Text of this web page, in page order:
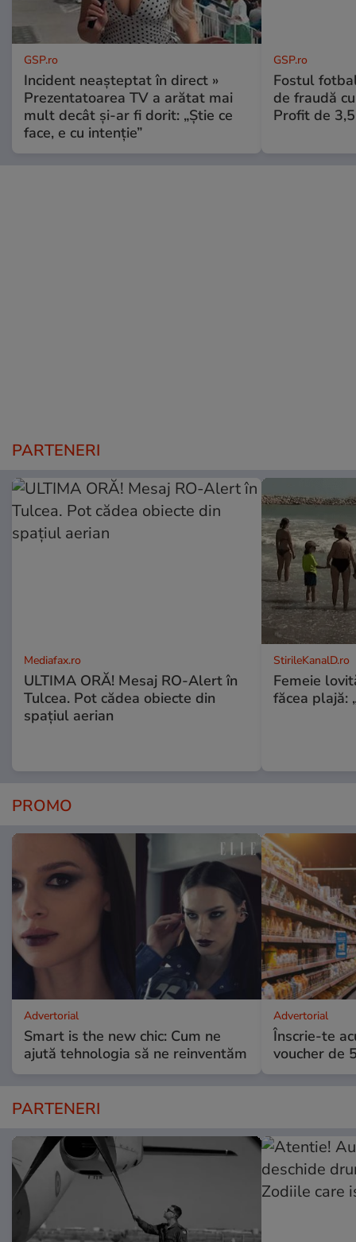
GSP.ro
Incident neașteptat în direct »
Prezentatoarea TV a arătat mai
mult decât și-ar fi dorit: „Știe ce
face, e cu intenție”
GSP.ro
Fostul
de fraudă
Profit de
PARTENERI
Mediafax.ro
ULTIMA ORĂ! Mesaj RO-Alert în
Tulcea. Pot cădea obiecte din
spațiul aerian
StirileKanalD.ro
Femeie
făcea plajă:
PROMO
Advertorial
Smart is the new chic: Cum ne
ajută tehnologia să ne reinventăm
Advertorial
Înscrie-te
voucher de
PARTENERI